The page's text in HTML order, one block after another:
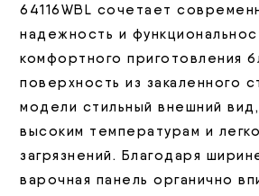
64116WBL сочетает
надежность и
комфортного приготовления
поверхность из закаленного
модели стильный внешний
высоким температурам и
загрязнений. Благодаря
варочная панель органично